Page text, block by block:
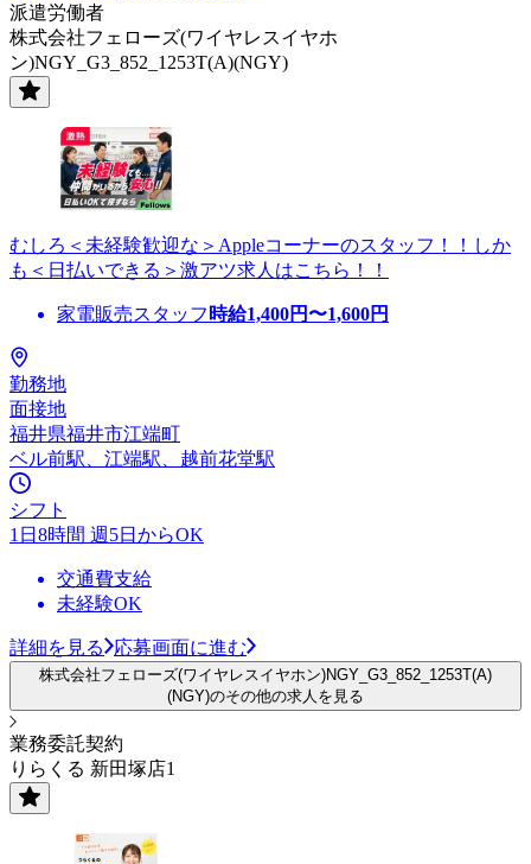
派遣労働者
株式会社フェローズ(ワイヤレスイヤホ
ン)NGY_G3_852_1253T(A)(NGY)
むしろ＜未経験歓迎な＞Appleコーナーのスタッフ！！しか
も＜日払いできる＞激アツ求人はこちら！！
家電販売スタッフ 時給1,400円〜1,600円
勤務地
面接地
福井県福井市江端町
ベル前駅、江端駅、越前花堂駅
シフト
1日8時間 週5日からOK
交通費支給
未経験OK
詳細を見る 応募画面に進む
株式会社フェローズ(ワイヤレスイヤホン)NGY_G3_852_1253T(A)
(NGY)のその他の求人を見る
業務委託契約
りらくる 新田塚店1